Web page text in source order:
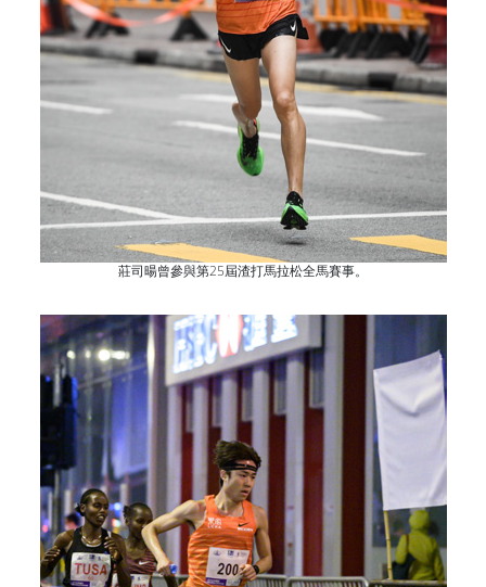
莊司暘曾參與第25屆渣打馬拉松全馬賽事。